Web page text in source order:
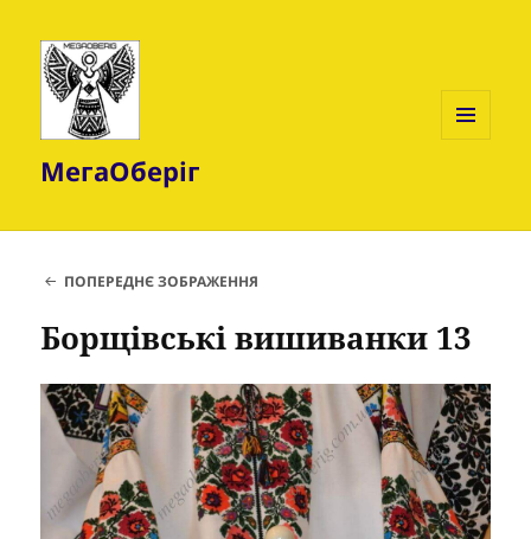
МегаОберіг
ПОПЕРЕДНЄ ЗОБРАЖЕННЯ
Борщівські вишиванки 13